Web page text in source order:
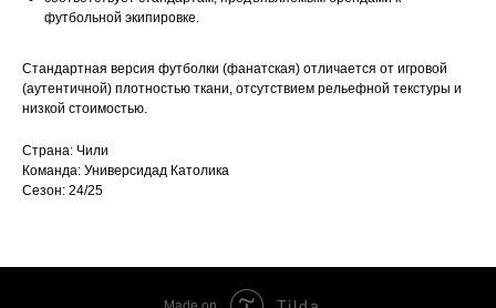
футбольной экипировке.
Стандартная версия футболки (фанатская) отличается от игровой
(аутентичной) плотностью ткани, отсутствием рельефной текстуры и
низкой стоимостью.
Страна: Чили
Команда: Универсидад Католика
Сезон: 24/25